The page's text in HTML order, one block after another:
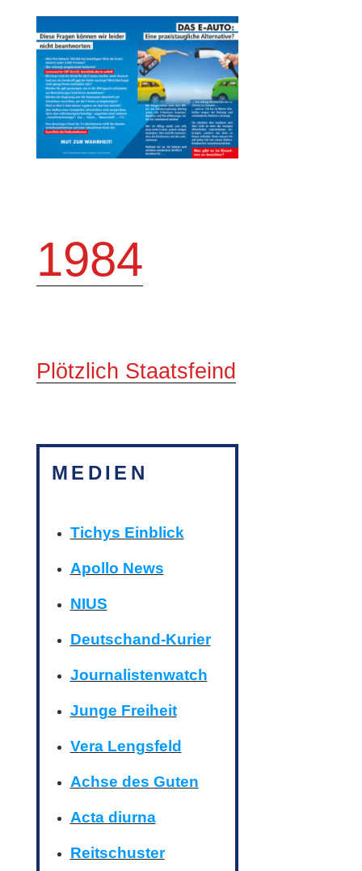
1984
Plötzlich Staatsfeind
MEDIEN
Tichys Einblick
Apollo News
NIUS
Deutschand-Kurier
Journalistenwatch
Junge Freiheit
Vera Lengsfeld
Achse des Guten
Acta diurna
Reitschuster